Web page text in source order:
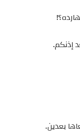
إذنكم.
بعدين.